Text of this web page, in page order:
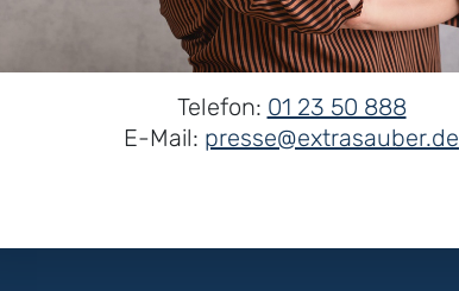
Telefon: 01 23 50 888
E-Mail: presse@extrasauber.de